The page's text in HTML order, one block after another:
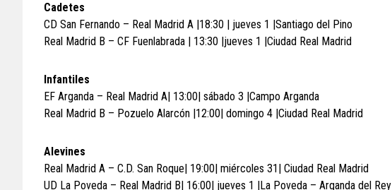
Cadetes
CD San Fernando – Real Madrid A |18:30 | jueves 1 |Santiago del Pino
Real Madrid B – CF Fuenlabrada | 13:30 |jueves 1 |Ciudad Real Madrid
Infantiles
EF Arganda – Real Madrid A| 13:00| sábado 3 |Campo Arganda
Real Madrid B – Pozuelo Alarcón |12:00| domingo 4 |Ciudad Real Madrid
Alevines
Real Madrid A – C.D. San Roque| 19:00| miércoles 31| Ciudad Real Madrid
UD La Poveda – Real Madrid B| 16:00| jueves 1 |La Poveda – Arganda del Rey